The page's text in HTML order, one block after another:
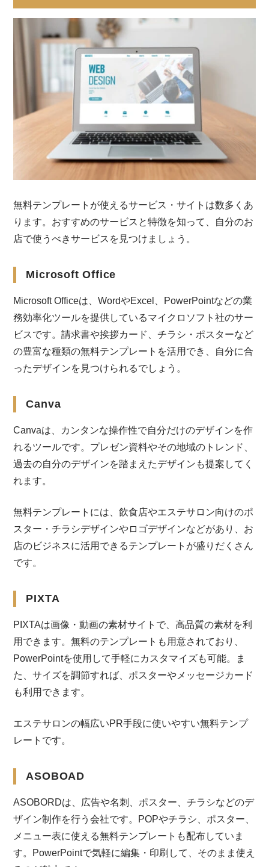
無料テンプレートが使えるサービス・サイトは数多くあ
ります。おすすめのサービスと特徴を知って、自分のお
店で使うべきサービスを見つけましょう。
Microsoft Office
Microsoft Officeは、WordやExcel、PowerPointなどの業
務効率化ツールを提供しているマイクロソフト社のサー
ビスです。請求書や挨拶カード、チラシ・ポスターなど
の豊富な種類の無料テンプレートを活用でき、自分に合
ったデザインを見つけられるでしょう。
Canva
Canvaは、カンタンな操作性で自分だけのデザインを作
れるツールです。プレゼン資料やその地域のトレンド、
過去の自分のデザインを踏まえたデザインも提案してく
れます。
無料テンプレートには、飲食店やエステサロン向けのポ
スター・チラシデザインやロゴデザインなどがあり、お
店のビジネスに活用できるテンプレートが盛りだくさん
です。
PIXTA
PIXTAは画像・動画の素材サイトで、高品質の素材を利
用できます。無料のテンプレートも用意されており、
PowerPointを使用して手軽にカスタマイズも可能。ま
た、サイズを調節すれば、ポスターやメッセージカード
も利用できます。
エステサロンの幅広いPR手段に使いやすい無料テンプ
レートです。
ASOBOAD
ASOBORDは、広告や名刺、ポスター、チラシなどのデ
ザイン制作を行う会社です。POPやチラシ、ポスター、
メニュー表に使える無料テンプレートも配布していま
す。PowerPointで気軽に編集・印刷して、そのまま使え